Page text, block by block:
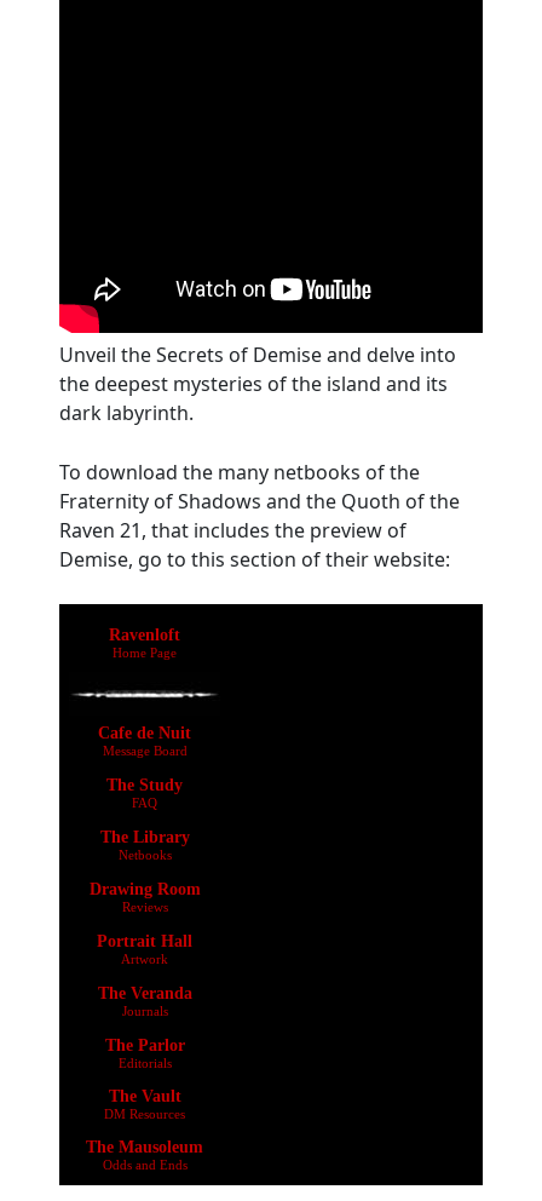
Unveil the Secrets of Demise and delve into
the deepest mysteries of the island and its
dark labyrinth.
To download the many netbooks of the
Fraternity of Shadows and the Quoth of the
Raven 21, that includes the preview of
Demise, go to this section of their website: